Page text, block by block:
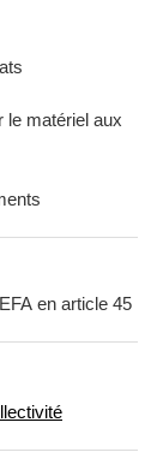
le matériel aux
en article 45